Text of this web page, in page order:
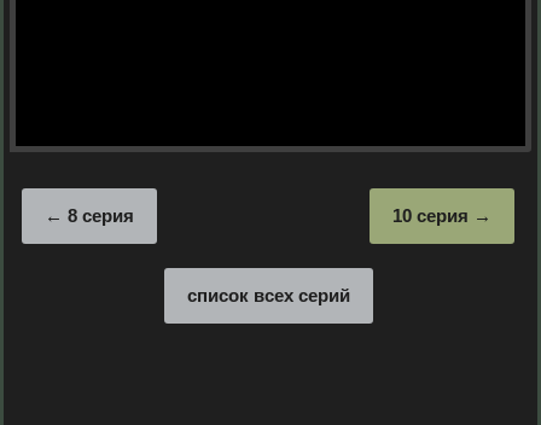
10 серия
8 серия
список всех серий